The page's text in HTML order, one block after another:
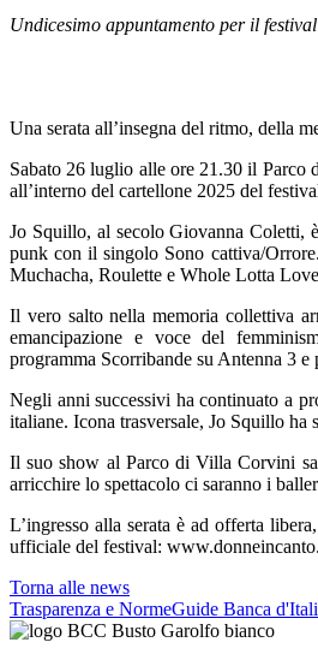
Undicesimo appuntamento per il
Una serata all’insegna del ritmo, della
Sabato 26 luglio alle ore 21.30 il Parco
all’interno del cartellone 2025 del
Jo Squillo, al secolo Giovanna Coletti,
punk con il singolo Sono cattiva/
Muchacha, Roulette e Whole Lotta
Il vero salto nella memoria collettiva
emancipazione e voce del
programma Scorribande su Antenna 3
Negli anni successivi ha continuato a
italiane. Icona trasversale, Jo Squillo
Il suo show al Parco di Villa Corvini
arricchire lo spettacolo ci saranno i
L’ingresso alla serata è ad offerta
ufficiale del festival:
Torna alle news
Trasparenza e NormeGuide Banca